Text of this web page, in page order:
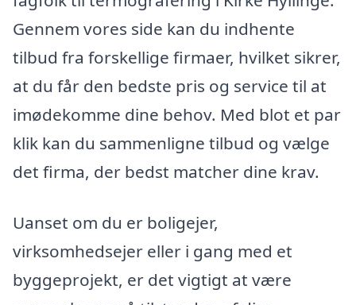
Gennem vores side kan du indhente
tilbud fra forskellige firmaer, hvilket sikrer,
at du får den bedste pris og service til at
imødekomme dine behov. Med blot et par
klik kan du sammenligne tilbud og vælge
det firma, der bedst matcher dine krav.
Uanset om du er boligejer,
virksomhedsejer eller i gang med et
byggeprojekt, er det vigtigt at være